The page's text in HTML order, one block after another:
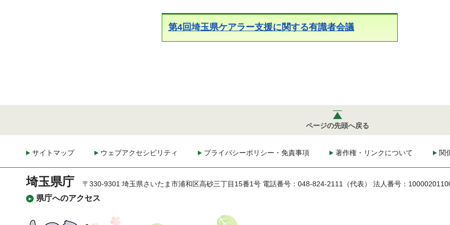
第4回埼玉県ケアラー支援に関する有識者会議
ページの先頭へ戻る
サイトマップ ウェブアクセシビリティ プライバシーポリシー・免責事項 著作権・リンクについて 関
埼玉県庁
県庁へのアクセス
〒330-9301 埼玉県さいたま市浦和区高砂三丁目15番1号 電話番号：048-824-2111（代表） 法人番号：